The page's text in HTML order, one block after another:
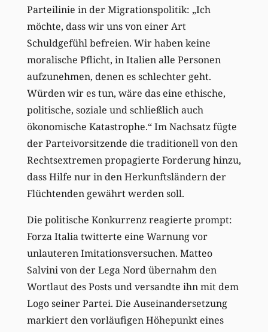
Parteilinie in der Migrationspolitik: „Ich
möchte, dass wir uns von einer Art
Schuldgefühl befreien. Wir haben keine
moralische Pflicht, in Italien alle Personen
aufzunehmen, denen es schlechter geht.
Würden wir es tun, wäre das eine ethische,
politische, soziale und schließlich auch
ökonomische Katastrophe.“ Im Nachsatz fügte
der Parteivorsitzende die traditionell von den
Rechtsextremen propagierte Forderung hinzu,
dass Hilfe nur in den Herkunftsländern der
Flüchtenden gewährt werden soll.
Die politische Konkurrenz reagierte prompt:
Forza Italia twitterte eine Warnung vor
unlauteren Imitationsversuchen. Matteo
Salvini von der Lega Nord übernahm den
Wortlaut des Posts und versandte ihn mit dem
Logo seiner Partei. Die Auseinandersetzung
markiert den vorläufigen Höhepunkt eines